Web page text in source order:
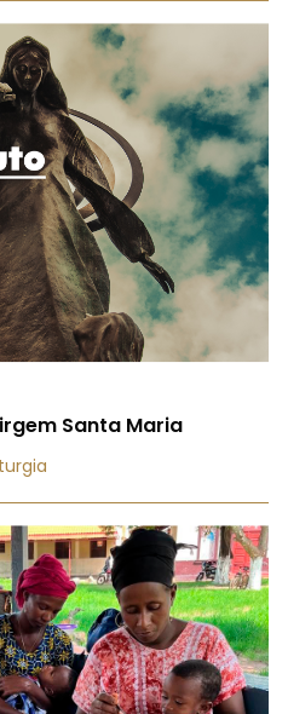
Santa Maria